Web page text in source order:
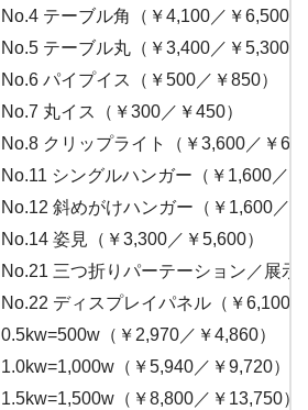
No.4 テーブル角（￥4,100／￥6,500）
No.5 テーブル丸（￥3,400／￥5,300）
No.6 パイプイス（￥500／￥850）
No.7 丸イス（￥300／￥450）
No.8 クリップライト（￥3,600／￥
No.11 シングルハンガー（￥1,600／
No.12 斜めがけハンガー（￥1,600／
No.14 姿見（￥3,300／￥5,600）
No.21 三つ折りパーテーション／展
No.22 ディスプレイパネル（￥6,100
0.5kw=500w（￥2,970／￥4,860）
1.0kw=1,000w（￥5,940／￥9,720）
1.5kw=1,500w（￥8,800／￥13,750）